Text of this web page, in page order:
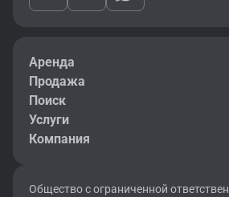
Аренда
Продажа
Поиск
Услуги
Компания
Общество с ограниченной